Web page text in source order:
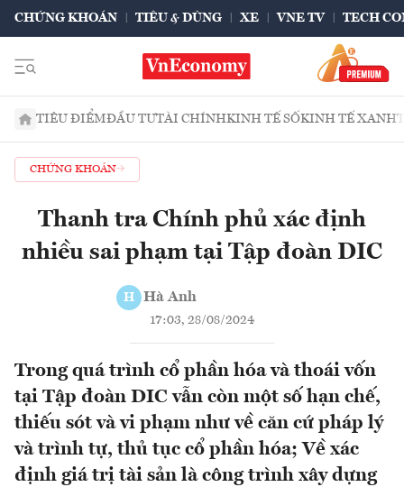
CHỨNG KHOÁN TIÊU & DÙNG XE VNE TV TECH
TIÊU ĐIỂMĐẦU TƯTÀI CHÍNHKINH TẾ SỐKINH TẾ XANH
CHỨNG KHOÁN
Thanh tra Chính phủ xác định
nhiều sai phạm tại Tập đoàn DIC
H Hà Anh
17:03, 28/08/2024
Trong quá trình cổ phần hóa và thoái vốn
tại Tập đoàn DIC vẫn còn một số hạn chế,
thiếu sót và vi phạm như về căn cứ pháp lý
và trình tự, thủ tục cổ phần hóa; Về xác
định giá trị tài sản là công trình xây dựng